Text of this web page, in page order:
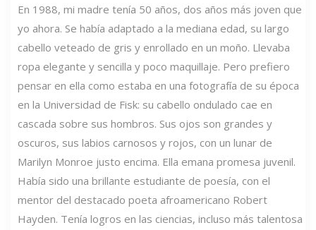
En 1988, mi madre tenía 50 años, dos años más joven que
yo ahora. Se había adaptado a la mediana edad, su largo
cabello veteado de gris y enrollado en un moño. Llevaba
ropa elegante y sencilla y poco maquillaje. Pero prefiero
pensar en ella como estaba en una fotografía de su época
en la Universidad de Fisk: su cabello ondulado cae en
cascada sobre sus hombros. Sus ojos son grandes y
oscuros, sus labios carnosos y rojos, con un lunar de
Marilyn Monroe justo encima. Ella emana promesa juvenil.
Había sido una brillante estudiante de poesía, con el
mentor del destacado poeta afroamericano Robert
Hayden. Tenía logros en las ciencias, incluso más talentosa